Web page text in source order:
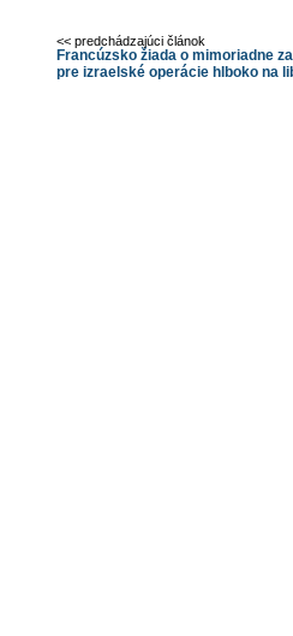
<< predchádzajúci článok
Francúzsko žiada o mimoriadne
pre izraelské operácie hlboko na